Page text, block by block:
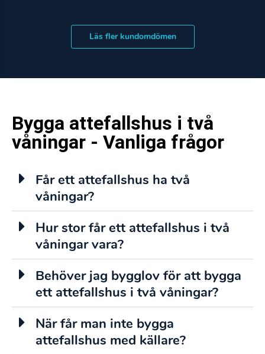
Läs fler kundomdömen
Bygga attefallshus i två
våningar - Vanliga frågor
Får ett attefallshus ha två
våningar?
Hur stor får ett attefallshus i två
våningar vara?
Behöver jag bygglov för att bygga
ett attefallshus i två våningar?
När får man inte bygga
attefallshus med källare?